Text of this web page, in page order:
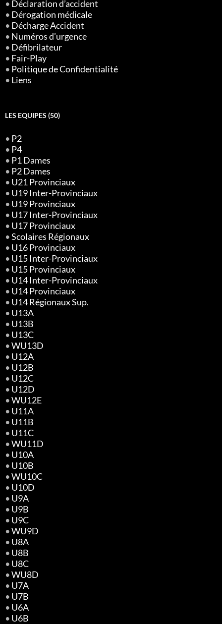
• Déclaration d’accident
• Dérogation médicale
• Décharge Accident
• Numéros d’urgence
• Défibrilateur
• Fair-Play
• Politique de Confidentialité
• Liens
LES EQUIPES (50)
• P2
• P4
• P1 Dames
• P2 Dames
• U21 Provinciaux
• U19 Inter-Provinciaux
• U19 Provinciaux
• U17 Inter-Provinciaux
• U17 Provinciaux
•Scolaires Régionaux
• U16 Provinciaux
• U15 Inter-Provinciaux
• U15 Provinciaux
• U14 Inter-Provinciaux
• U14 Provinciaux
• U14 Régionaux Sup.
• U13A
• U13B
• U13C
•WU13D
• U12A
• U12B
• U12C
• U12D
•WU12E
• U11A
• U11B
• U11C
•WU11D
• U10A
• U10B
•WU10C
• U10D
• U9A
• U9B
• U9C
•WU9D
• U8A
• U8B
• U8C
•WU8D
• U7A
• U7B
• U6A
• U6B